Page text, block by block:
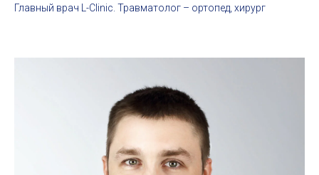
Главный врач L-Clinic. Травматолог – ортопед, хирург